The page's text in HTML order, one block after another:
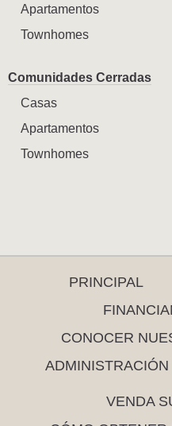
Apartamentos
Townhomes
Comunidades Cerradas
Casas
Apartamentos
Townhomes
PRINCIPAL
CONOCER
ADMINISTRACIÓN
VENDA